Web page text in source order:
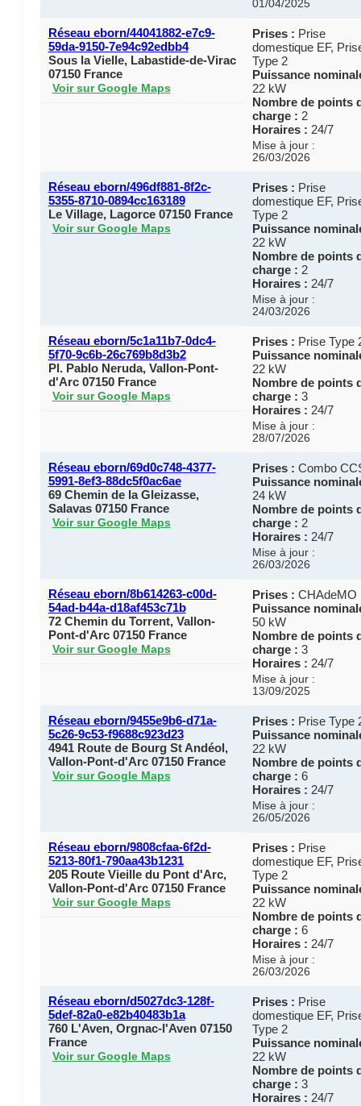
01/04/2025
Réseau eborn/44041882-e7c9-
59da-9150-7e94c92edbb4
Sous la Vielle, Labastide-de-Virac
07150 France
Voir sur Google Maps
Prises : Prise
domestique EF,
Type 2
Puissance
22 kW
Nombre de points
charge : 2
Horaires : 24/7
Mise à jour :
26/03/2026
Réseau eborn/496df881-8f2c-
5355-8710-0894cc163189
Le Village, Lagorce 07150 France
Voir sur Google Maps
Prises : Prise
domestique EF,
Type 2
Puissance
22 kW
Nombre de points
charge : 2
Horaires : 24/7
Mise à jour :
24/03/2026
Réseau eborn/5c1a11b7-0dc4-
5f70-9c6b-26c769b8d3b2
Pl. Pablo Neruda, Vallon-Pont-
d'Arc 07150 France
Voir sur Google Maps
Prises : Prise Type
Puissance
22 kW
Nombre de points
charge : 3
Horaires : 24/7
Mise à jour :
28/07/2026
Réseau eborn/69d0c748-4377-
5991-8ef3-88dc5f0ac6ae
69 Chemin de la Gleizasse,
Salavas 07150 France
Voir sur Google Maps
Prises : Combo
Puissance
24 kW
Nombre de points
charge : 2
Horaires : 24/7
Mise à jour :
26/03/2026
Réseau eborn/8b614263-c00d-
54ad-b44a-d18af453c71b
72 Chemin du Torrent, Vallon-
Pont-d'Arc 07150 France
Voir sur Google Maps
Prises : CHAdeMO
Puissance
50 kW
Nombre de points
charge : 3
Horaires : 24/7
Mise à jour :
13/09/2025
Réseau eborn/9455e9b6-d71a-
5c26-9c53-f9688c923d23
4941 Route de Bourg St Andéol,
Vallon-Pont-d'Arc 07150 France
Voir sur Google Maps
Prises : Prise Type
Puissance
22 kW
Nombre de points
charge : 6
Horaires : 24/7
Mise à jour :
26/05/2026
Réseau eborn/9808cfaa-6f2d-
5213-80f1-790aa43b1231
205 Route Vieille du Pont d'Arc,
Vallon-Pont-d'Arc 07150 France
Voir sur Google Maps
Prises : Prise
domestique EF,
Type 2
Puissance
22 kW
Nombre de points
charge : 6
Horaires : 24/7
Mise à jour :
26/03/2026
Réseau eborn/d5027dc3-128f-
5def-82a0-e82b40483b1a
760 L'Aven, Orgnac-l'Aven 07150
France
Voir sur Google Maps
Prises : Prise
domestique EF,
Type 2
Puissance
22 kW
Nombre de points
charge : 3
Horaires : 24/7